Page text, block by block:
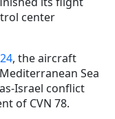
center
, the aircraft
Sea
Israel conflict
of CVN 78.